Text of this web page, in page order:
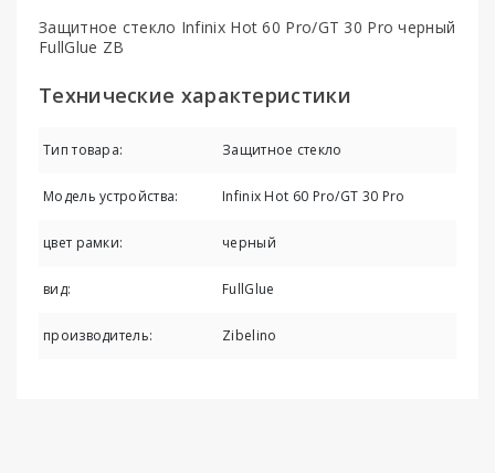
Защитное стекло Infinix Hot 60 Pro/GT 30 Pro черный
FullGlue ZB
Технические характеристики
Тип товара: Защитное стекло
Модель устройства: Infinix Hot 60 Pro/GT 30 Pro
цвет рамки: черный
вид: FullGlue
производитель: Zibelino